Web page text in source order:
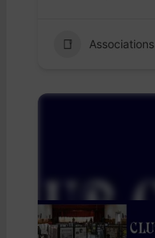
Associations